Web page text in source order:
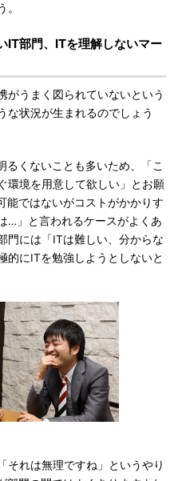
IT部門、ITを理解しないマー
がうまく図られていないという
な状況が生まれるのでしょう
くないことも多いため、「こ
環境を用意して欲しい」とお願
能ではないがコストがかかりす
…」と言われるケースがよくあ
門には「ITは難しい、分からな
的にITを勉強しようとしないと
れは無理ですね」というやり